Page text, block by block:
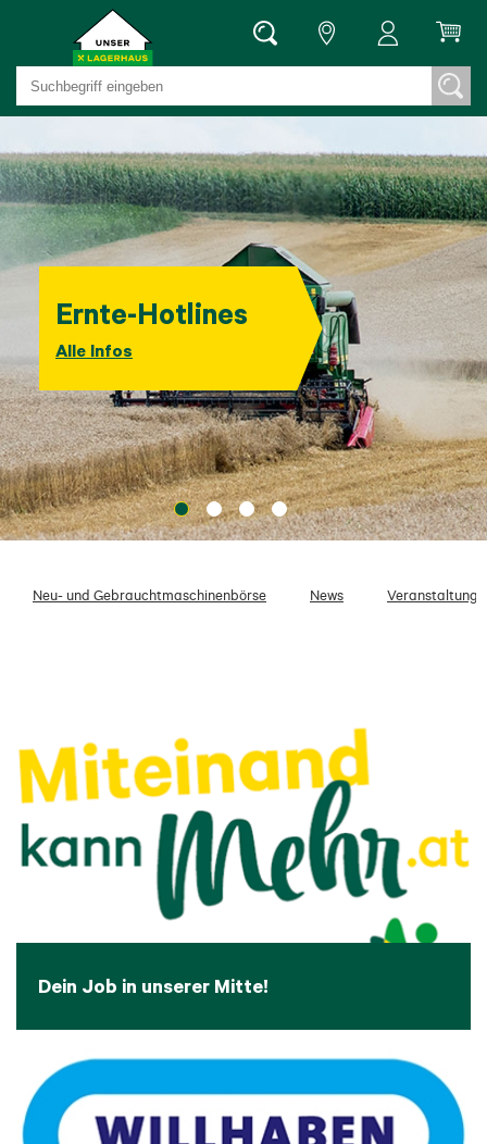
Ernte-Hotlines
Alle Infos
Neu- und Gebrauchtmaschinenbörse News
Dein Job in unserer Mitte!